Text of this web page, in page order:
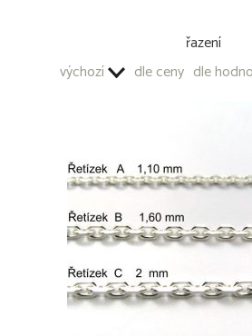
řazení
výchozí
dle ceny dle